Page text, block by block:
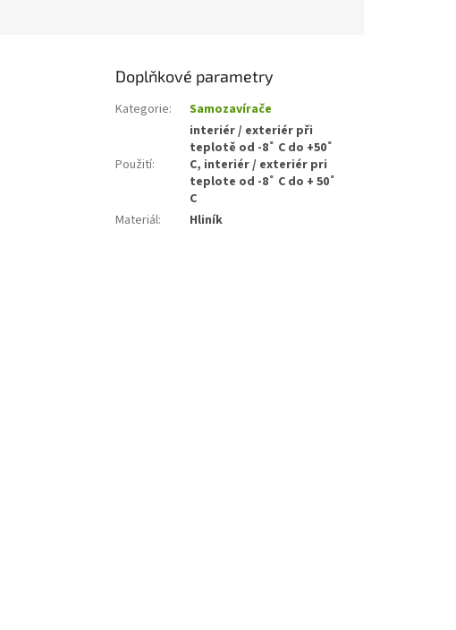
Doplňkové parametry
Kategorie: Samozavírače
Použití:
interiér / exteriér při
teplotě od -8˚ C do +50˚
C, interiér / exteriér pri
teplote od -8˚ C do + 50˚
C
Materiál: Hliník